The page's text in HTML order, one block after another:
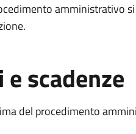
amministrativo
e scadenze
del procedimento